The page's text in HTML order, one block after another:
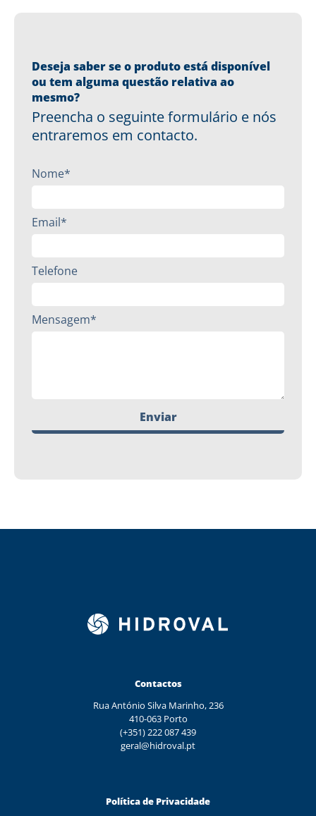
Deseja saber se o produto está disponível
ou tem alguma questão relativa ao
mesmo?
Preencha o seguinte formulário e nós
entraremos em contacto.
Nome*
Email*
Telefone
Mensagem*
Enviar
Contactos
Rua António Silva Marinho, 236
410-063 Porto
(+351) 222 087 439
geral@hidroval.pt
Política de Privacidade